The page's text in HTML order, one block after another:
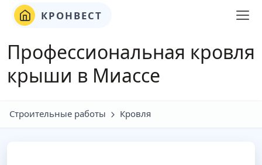
КРОНВЕСТ
Профессиональная кровля
крыши в Миассе
Строительные работы Кровля